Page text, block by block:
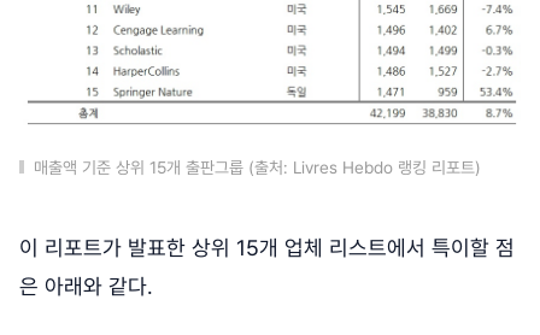
매출액 기준 상위 15개 출판그룹 (출처: Livres Hebdo 랭킹 리포트)
이 리포트가 발표한 상위 15개 업체 리스트에서 특이할 점
은 아래와 같다.